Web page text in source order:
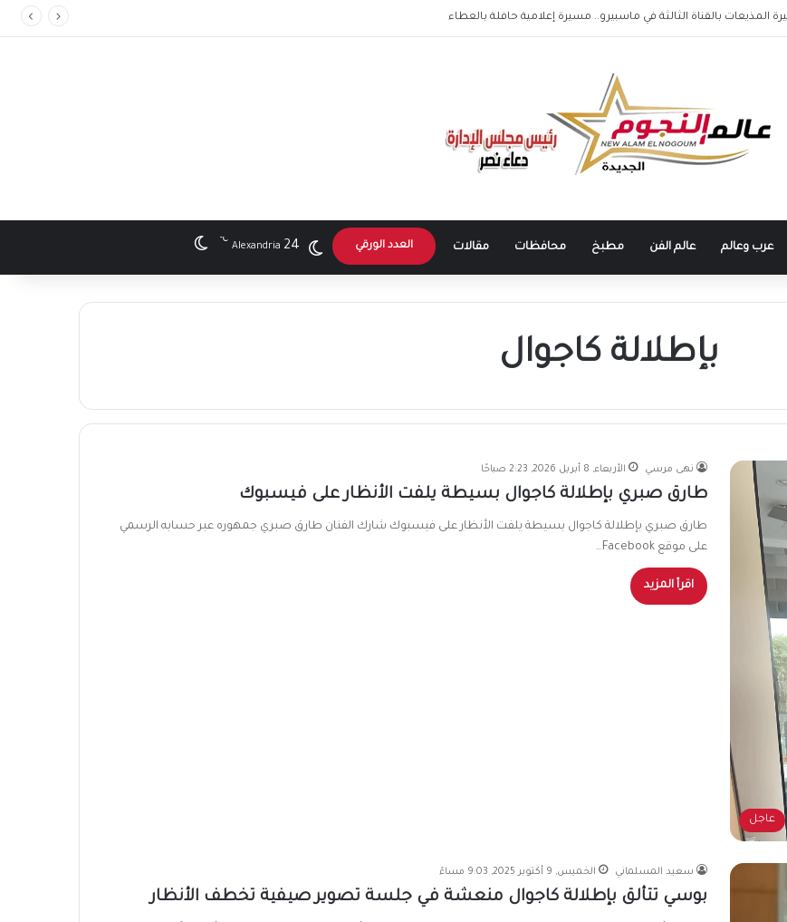
الهندسة إلى نجومية التمثيل
عرب وعالم عالم الفن مطبخ محافظات مقالات العدد الورقي Alexandria 24
℃ الوضع المظلم
بإطلالة كاجوال
عاجل
نهى مرسي الأربعاء, 8 أبريل 2026, 2:23 صباحًا
طارق صبري بإطلالة كاجوال بسيطة يلفت الأنظار على فيسبوك
طارق صبري بإطلالة كاجوال بسيطة يلفت الأنظار على فيسبوك شارك الفنان طارق صبري جمهوره عبر حسابه الرسمي
على موقع Facebook…
اقرأ المزيد
سعيد المسلماني الخميس, 9 أكتوبر 2025, 9:03 مساءً
بوسي تتألق بإطلالة كاجوال منعشة في جلسة تصوير صيفية تخطف الأنظار